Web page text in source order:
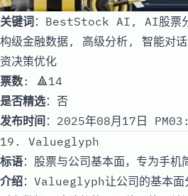
关键词：BestStock AI, AI股票
构级金融数据, 高级分析, 智能对
资决策优化
票数: 🔺14
是否精选：否
发布时间 ：2025年08月17日
19. Valueglyph
标语：股票与公司基本面，专为手机
介绍：Valueglyph让公司的基本面